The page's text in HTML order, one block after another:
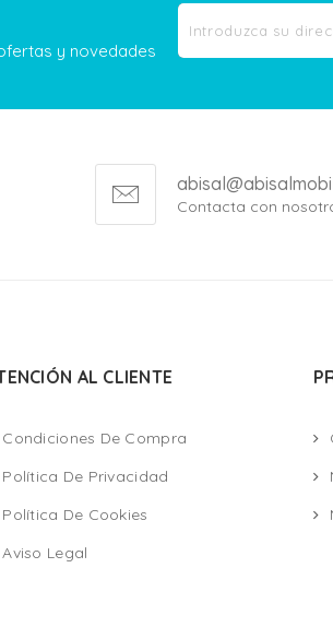
y novedades
Contacta con
AL CLIENTE
Condiciones De Compra
Política De Privacidad
Política De Cookies
Aviso Legal